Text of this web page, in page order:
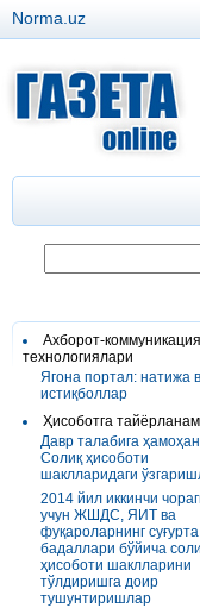
Norma.uz
Ахборот-коммуникация
технологиялари
Ягона портал: натижа
истиқболлар
Ҳисоботга
Давр талабига
Солиқ ҳисоботи
шаклларидаги
2014 йил иккинчи
учун ЖШДС, ЯИТ ва
фуқароларнинг суғурта
бадаллари бўйича
ҳисоботи шаклларини
тўлдиришга доир
тушунтиришлар